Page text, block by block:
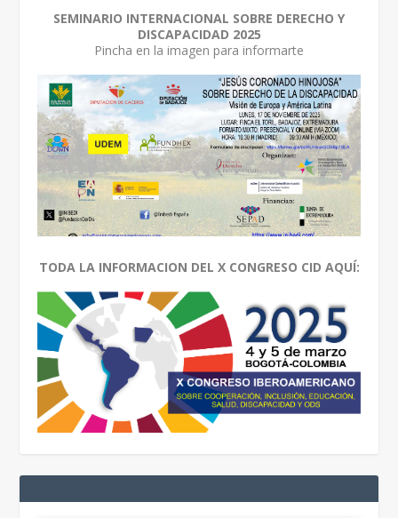
SEMINARIO INTERNACIONAL SOBRE DERECHO Y
DISCAPACIDAD 2025
Pincha en la imagen para informarte
TODA LA INFORMACION DEL X CONGRESO CID AQUÍ: